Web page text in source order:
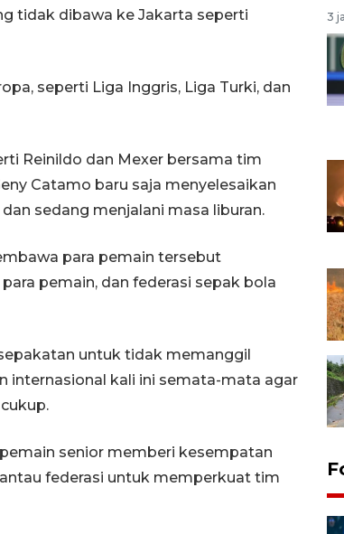
tidak dibawa ke Jakarta seperti
seperti Liga Inggris, Liga Turki, dan
Reinildo dan Mexer bersama tim
Catamo baru saja menyelesaikan
sedang menjalani masa liburan.
para pemain tersebut
pemain, dan federasi sepak bola
untuk tidak memanggil
internasional kali ini semata-mata agar
senior memberi kesempatan
federasi untuk memperkuat tim
3